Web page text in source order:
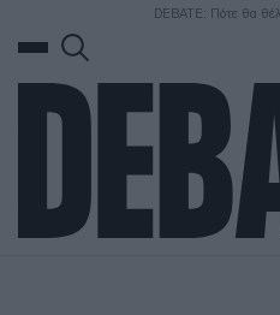
DEBATE: Πότε θα